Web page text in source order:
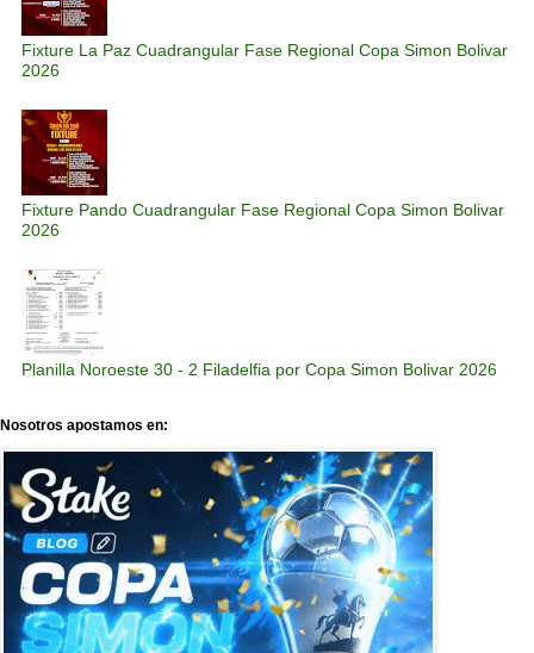
Fixture La Paz Cuadrangular Fase Regional Copa Simon Bolivar
2026
Fixture Pando Cuadrangular Fase Regional Copa Simon Bolivar
2026
Planilla Noroeste 30 - 2 Filadelfia por Copa Simon Bolivar 2026
Nosotros apostamos en: